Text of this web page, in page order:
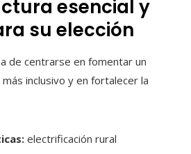
esencial y
su elección
de centrarse en fomentar un
inclusivo y en fortalecer la
electrificación rural